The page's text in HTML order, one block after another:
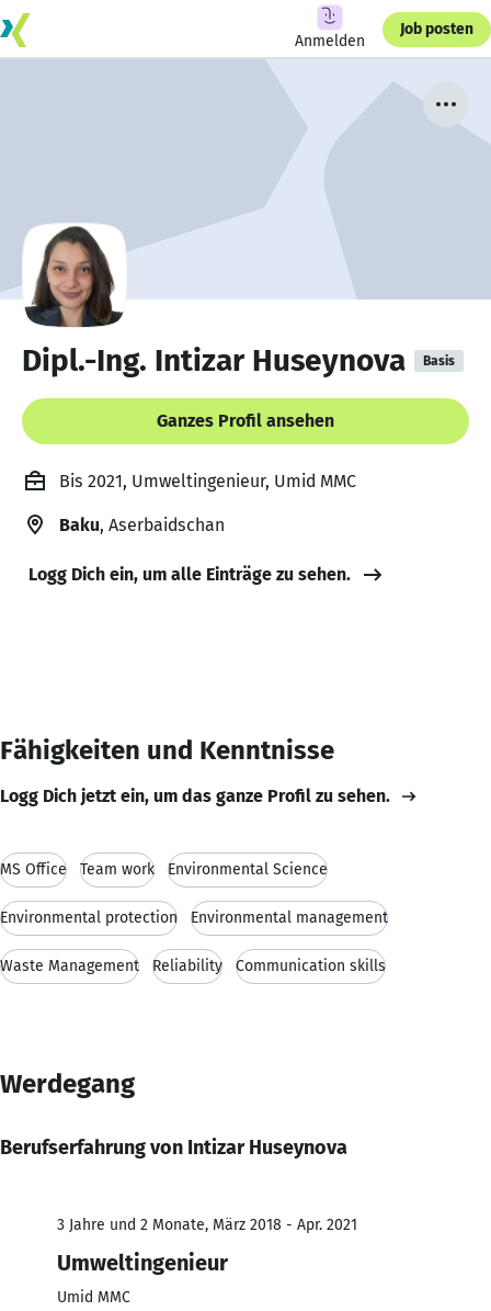
Anmelden
Job posten
Dipl.-Ing. Intizar Huseynova Basis
Ganzes Profil ansehen
Bis 2021, Umweltingenieur, Umid MMC
Baku, Aserbaidschan
Logg Dich ein, um alle Einträge zu sehen.
Fähigkeiten und Kenntnisse
Logg Dich jetzt ein, um das ganze Profil zu sehen.
MS Office Team work Environmental Science
Environmental protection Environmental management
Waste Management Reliability Communication skills
Werdegang
Berufserfahrung von Intizar Huseynova
3 Jahre und 2 Monate, März 2018 - Apr. 2021
Umweltingenieur
Umid MMC